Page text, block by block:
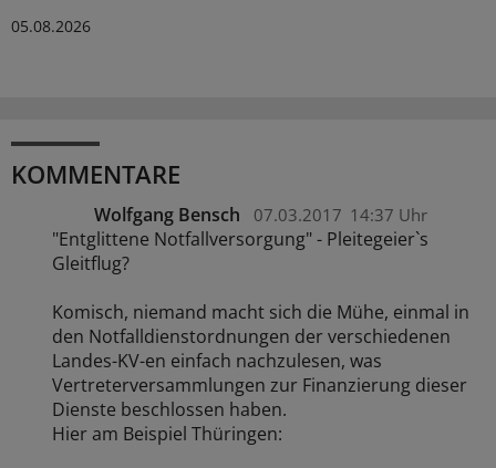
05.08.2026
KOMMENTARE
Wolfgang Bensch 07.03.2017 14:37 Uhr
"Entglittene Notfallversorgung" - Pleitegeier`s
Gleitflug?
Komisch, niemand macht sich die Mühe, einmal in
den Notfalldienstordnungen der verschiedenen
Landes-KV-en einfach nachzulesen, was
Vertreterversammlungen zur Finanzierung dieser
Dienste beschlossen haben.
Hier am Beispiel Thüringen: